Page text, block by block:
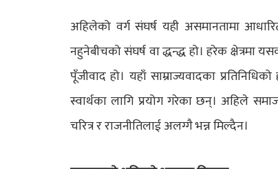
अहिलेको वर्ग संघर्ष यही असमानतामा
नहुनेबीचको संघर्ष वा द्धन्द्ध हो। हरेक क्षेत्रमा
पूँजीवाद हो। यहाँ साम्राज्यवादका
स्वार्थका लागि प्रयोग गरेका छन्। अहिले
चरित्र र राजनीतिलाई अलग्गै भन्न मिल्दैन।